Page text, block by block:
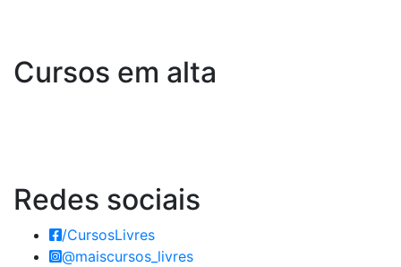
Cursos em alta
Redes sociais
/CursosLivres
@maiscursos_livres